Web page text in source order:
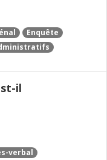
Enquête
il
verbal